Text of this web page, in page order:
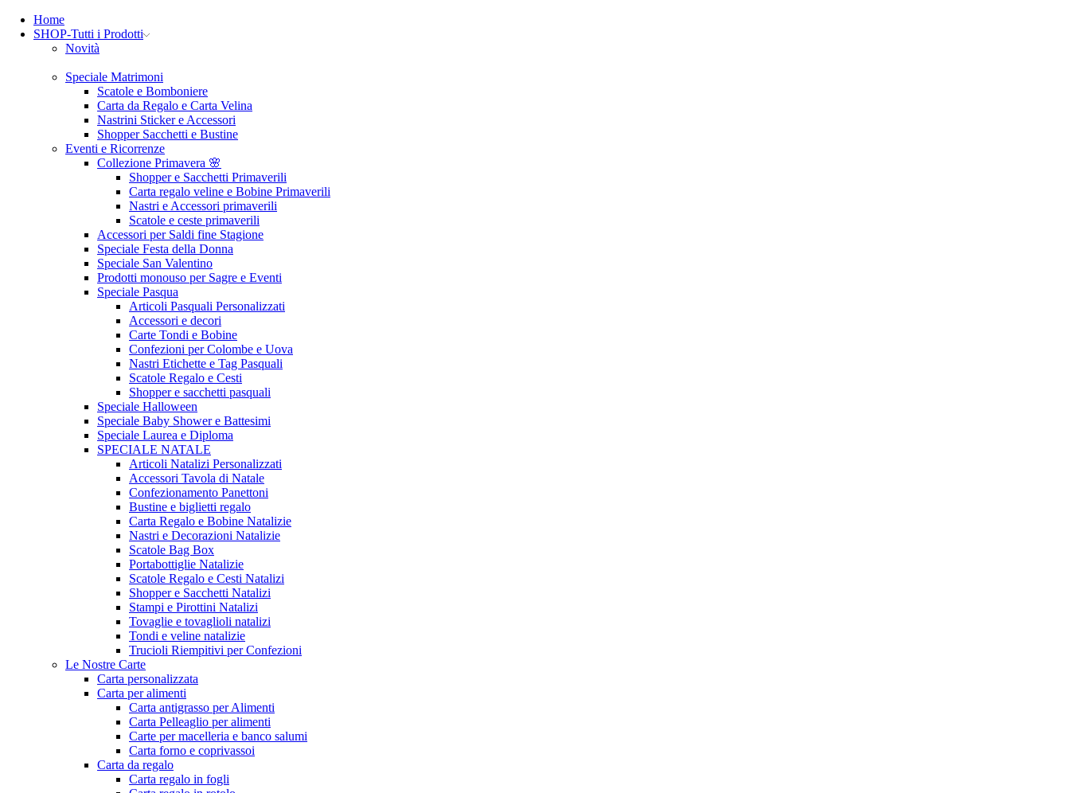
Home
SHOP-Tutti i Prodotti
Novità
Speciale Matrimoni
Scatole e Bomboniere
Carta da Regalo e Carta Velina
Nastrini Sticker e Accessori
Shopper Sacchetti e Bustine
Eventi e Ricorrenze
Collezione Primavera 🌸
Shopper e Sacchetti Primaverili
Carta regalo veline e Bobine Primaverili
Nastri e Accessori primaverili
Scatole e ceste primaverili
Accessori per Saldi fine Stagione
Speciale Festa della Donna
Speciale San Valentino
Prodotti monouso per Sagre e Eventi
Speciale Pasqua
Articoli Pasquali Personalizzati
Accessori e decori
Carte Tondi e Bobine
Confezioni per Colombe e Uova
Nastri Etichette e Tag Pasquali
Scatole Regalo e Cesti
Shopper e sacchetti pasquali
Speciale Halloween
Speciale Baby Shower e Battesimi
Speciale Laurea e Diploma
SPECIALE NATALE
Articoli Natalizi Personalizzati
Accessori Tavola di Natale
Confezionamento Panettoni
Bustine e biglietti regalo
Carta Regalo e Bobine Natalizie
Nastri e Decorazioni Natalizie
Scatole Bag Box
Portabottiglie Natalizie
Scatole Regalo e Cesti Natalizi
Shopper e Sacchetti Natalizi
Stampi e Pirottini Natalizi
Tovaglie e tovaglioli natalizi
Tondi e veline natalizie
Trucioli Riempitivi per Confezioni
Le Nostre Carte
Carta personalizzata
Carta per alimenti
Carta antigrasso per Alimenti
Carta Pelleaglio per alimenti
Carte per macelleria e banco salumi
Carta forno e coprivassoi
Carta da regalo
Carta regalo in fogli